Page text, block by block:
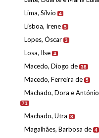
Lima, Sílvio 4
Lisboa, Irene 5
Lopes, Óscar 3
Losa, Ilse 4
Macedo, Diogo de 38
Macedo, Ferreira de 5
Machado, Dora e
71
Machado, Utra 3
Magalhães, Barbosa de 4